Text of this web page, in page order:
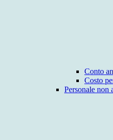
Conto
Costo
Personale non